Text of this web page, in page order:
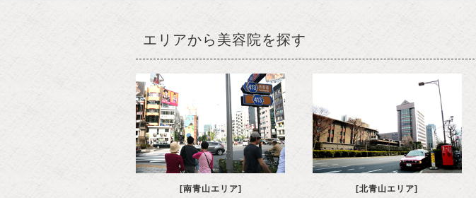
エリアから美容院を探す
[南青山エリア] [北青山エリア]